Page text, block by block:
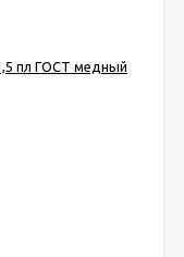
пл ГОСТ медный